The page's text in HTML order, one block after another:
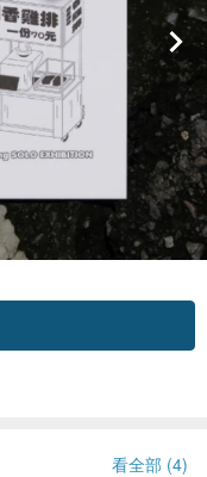
看全部 (4)